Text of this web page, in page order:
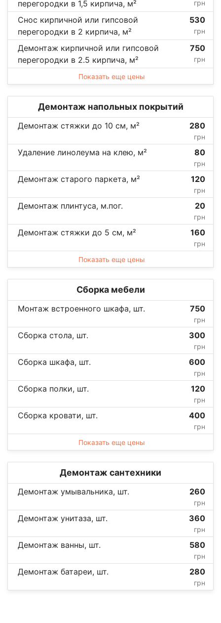
перегородки в 1,5 кирпича, м²
грн
Снос кирпичной или гипсовой
перегородки в 2 кирпича, м²
530
грн
Демонтаж кирпичной или гипсовой
перегородки в 2.5 кирпича, м²
750
грн
Показать еще цены
Демонтаж напольных покрытий
Демонтаж стяжки до 10 см, м² 280
грн
Удаление линолеума на клею, м² 80
грн
Демонтаж старого паркета, м² 120
грн
Демонтаж плинтуса, м.пог. 20
грн
Демонтаж стяжки до 5 см, м² 160
грн
Показать еще цены
Сборка мебели
Монтаж встроенного шкафа, шт. 750
грн
Сборка стола, шт. 300
грн
Сборка шкафа, шт. 600
грн
Сборка полки, шт. 120
грн
Сборка кровати, шт. 400
грн
Показать еще цены
Демонтаж сантехники
Демонтаж умывальника, шт. 260
грн
Демонтаж унитаза, шт. 360
грн
Демонтаж ванны, шт. 580
грн
Демонтаж батареи, шт. 280
грн